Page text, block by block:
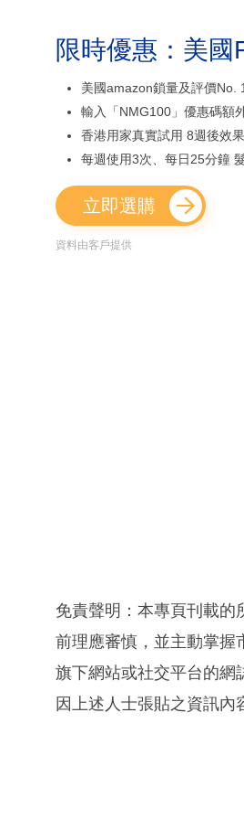
限時優惠：美
美國amazon鎖量及評價No. 1
輸入「NMG100」優惠碼額
香港用家真實試用 8週後效
每週使用3次、每日25分鐘
立即選購
資料由客戶提供
免責聲明：本專頁刊載的
前理應審慎，並主動掌握
旗下網站或社交平台的網
因上述人士張貼之資訊內